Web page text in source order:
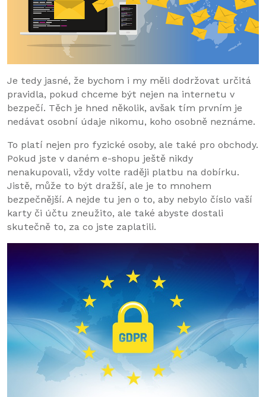
Je tedy jasné, že bychom i my měli dodržovat určitá
pravidla, pokud chceme být nejen na internetu v
bezpečí. Těch je hned několik, avšak tím prvním je
nedávat osobní údaje nikomu, koho osobně neznáme.
To platí nejen pro fyzické osoby, ale také pro obchody.
Pokud jste v daném e-shopu ještě nikdy
nenakupovali, vždy volte raději platbu na dobírku.
Jistě, může to být dražší, ale je to mnohem
bezpečnější. A nejde tu jen o to, aby nebylo číslo vaší
karty či účtu zneužito, ale také abyste dostali
skutečně to, za co jste zaplatili.